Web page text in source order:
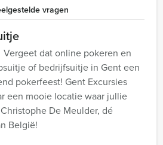
vragen
Vergeet dat online pokeren en
of bedrijfsuitje in Gent een
pokerfeest! Gent Excursies
een mooie locatie waar jullie
De Meulder, dé
België!